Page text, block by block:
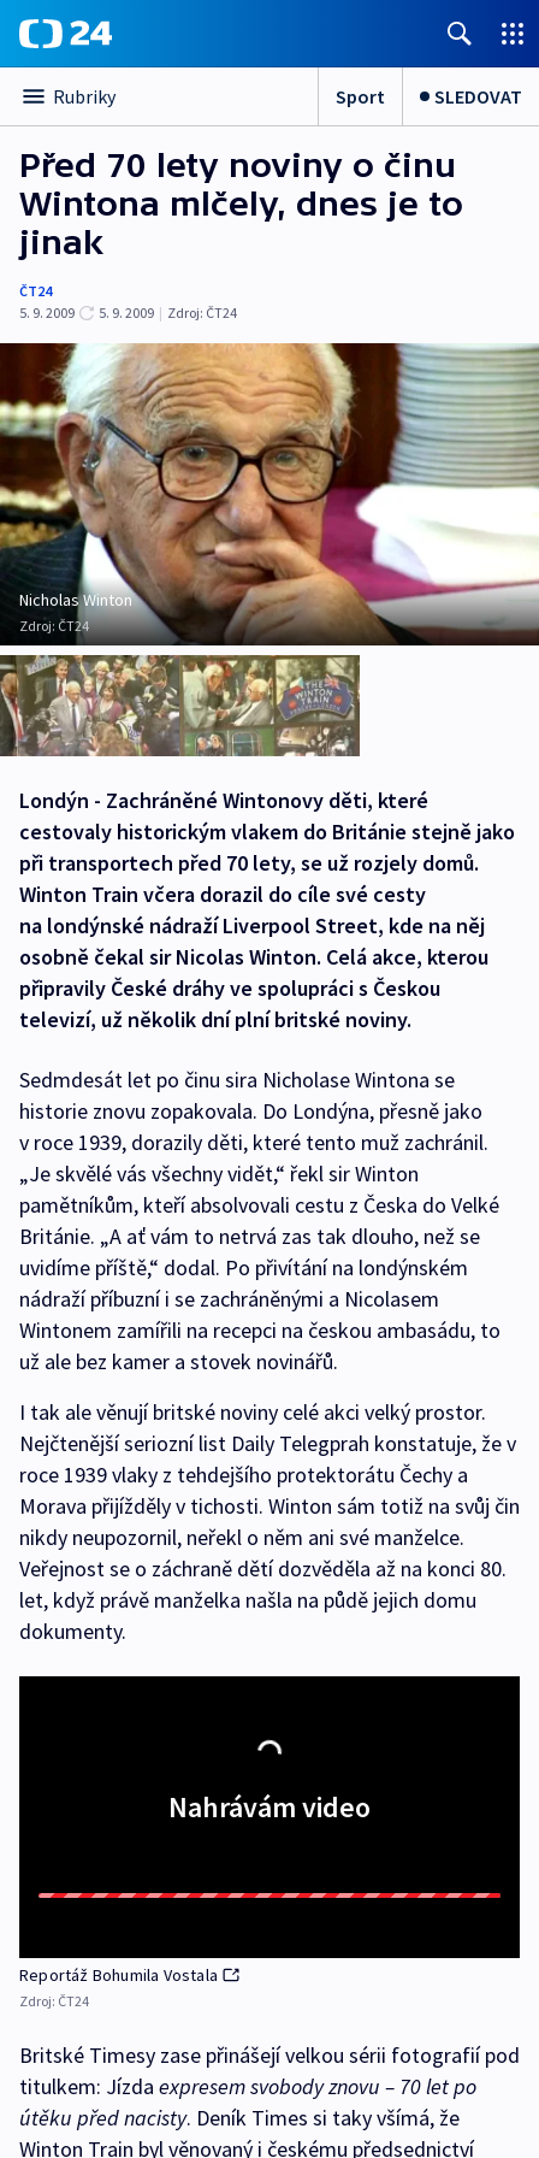
Rubriky Sport SLEDOVAT
Před 70 lety noviny o činu
Wintona mlčely, dnes je to
jinak
ČT24
5. 9. 2009
5. 9. 2009 | Zdroj: ČT24
Nicholas Winton
Zdroj: ČT24
Londýn - Zachráněné Wintonovy děti, které
cestovaly historickým vlakem do Británie stejně jako
při transportech před 70 lety, se už rozjely domů.
Winton Train včera dorazil do cíle své cesty
na londýnské nádraží Liverpool Street, kde na něj
osobně čekal sir Nicolas Winton. Celá akce, kterou
připravily České dráhy ve spolupráci s Českou
televizí, už několik dní plní britské noviny.
Sedmdesát let po činu sira Nicholase Wintona se
historie znovu zopakovala. Do Londýna, přesně jako
v roce 1939, dorazily děti, které tento muž zachránil.
„Je skvělé vás všechny vidět,“ řekl sir Winton
pamětníkům, kteří absolvovali cestu z Česka do Velké
Británie. „A ať vám to netrvá zas tak dlouho, než se
uvidíme příště,“ dodal. Po přivítání na londýnském
nádraží příbuzní i se zachráněnými a Nicolasem
Wintonem zamířili na recepci na českou ambasádu, to
už ale bez kamer a stovek novinářů.
I tak ale věnují britské noviny celé akci velký prostor.
Nejčtenější seriozní list Daily Telegprah konstatuje, že v
roce 1939 vlaky z tehdejšího protektorátu Čechy a
Morava přijížděly v tichosti. Winton sám totiž na svůj čin
nikdy neupozornil, neřekl o něm ani své manželce.
Veřejnost se o záchraně dětí dozvěděla až na konci 80.
let, když právě manželka našla na půdě jejich domu
dokumenty.
Nahrávám video
Reportáž Bohumila Vostala
Zdroj: ČT24
Britské Timesy zase přinášejí velkou sérii fotografií pod
titulkem: Jízda expresem svobody znovu – 70 let po
útěku před nacisty. Deník Times si taky všímá, že
Winton Train byl věnovaný i českému předsednictví